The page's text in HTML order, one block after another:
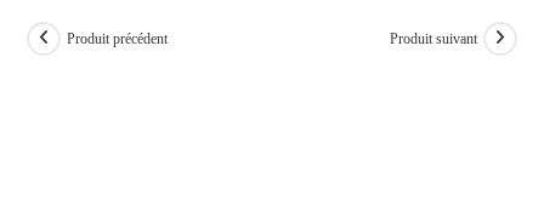
Produit précédent Produit suivant